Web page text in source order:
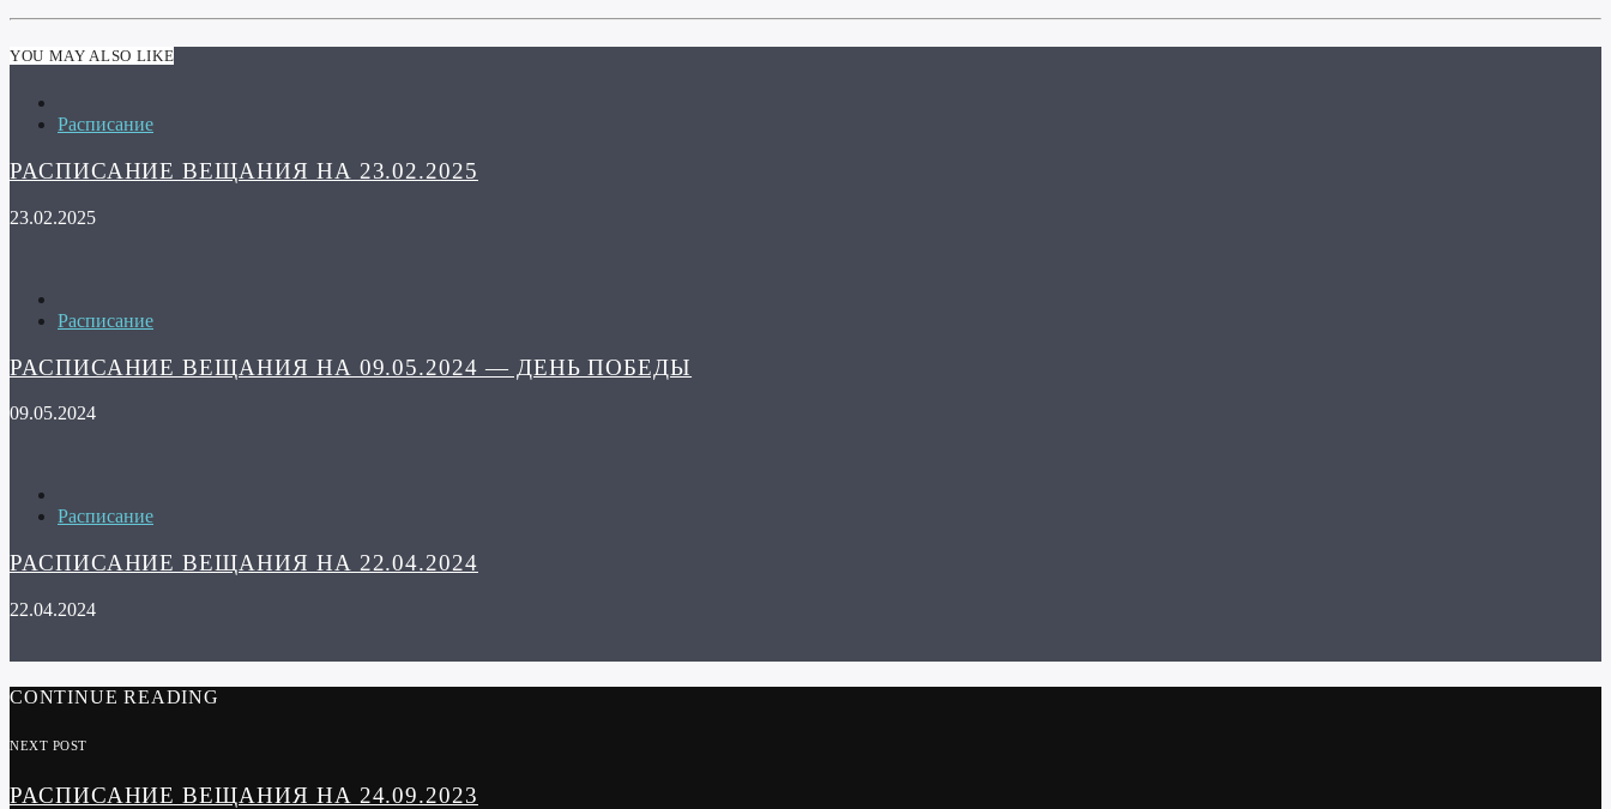
YOU MAY ALSO LIKE
Расписание
РАСПИСАНИЕ ВЕЩАНИЯ НА 23.02.2025
23.02.2025
Расписание
РАСПИСАНИЕ ВЕЩАНИЯ НА 09.05.2024 — ДЕНЬ ПОБЕДЫ
09.05.2024
Расписание
РАСПИСАНИЕ ВЕЩАНИЯ НА 22.04.2024
22.04.2024
CONTINUE READING
NEXT POST
РАСПИСАНИЕ ВЕЩАНИЯ НА 24.09.2023